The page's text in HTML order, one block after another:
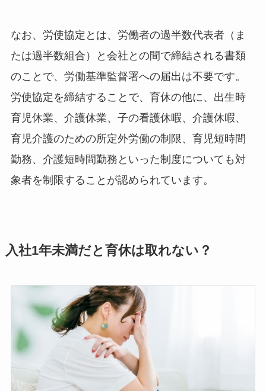
なお、労使協定とは、労働者の過半数代表者（ま
たは過半数組合）と会社との間で締結される書類
のことで、労働基準監督署への届出は不要です。
労使協定を締結することで、育休の他に、出生時
育児休業、介護休業、子の看護休暇、介護休暇、
育児介護のための所定外労働の制限、育児短時間
勤務、介護短時間勤務といった制度についても対
象者を制限することが認められています。
入社1年未満だと育休は取れない？